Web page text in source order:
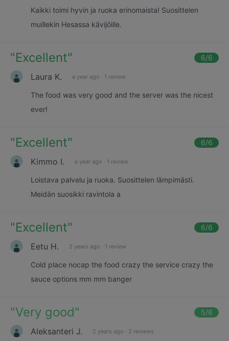
Kaikki toimi hyvin ja ruoka erinomaista! Suosittelen
muillekin Hesassa kävijöille.
"Excellent" 6/6
Laura K. a year ago · 1 review
The food was very good and the server was the nicest
ever!
"Excellent" 6/6
Kimmo I. a year ago · 1 review
Loistava palvelu ja ruoka. Suosittelen lämpimästi.
Meidän suosikki ravintola a
"Excellent" 6/6
Eetu H. 2 years ago · 1 review
Cold place nocap the food crazy the service crazy the
sauce options mm mm banger
"Very good" 5/6
Aleksanteri J. 2 years ago · 2 reviews